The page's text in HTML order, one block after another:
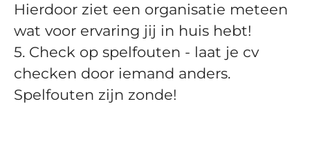
Hierdoor ziet een organisatie meteen
wat voor ervaring jij in huis hebt!
5. Check op spelfouten - laat je cv
checken door iemand anders.
Spelfouten zijn zonde!